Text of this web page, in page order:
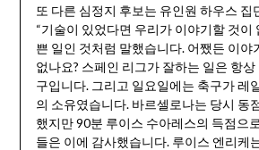
또 다른 심정지 후보는 유인원 하우스 집
“기술이 있었다면 우리가 이야기할 것이
쁜 일인 것처럼 말했습니다. 어쨌든 이야
없나요? 스페인 리그가 잘하는 일은 항
구입니다. 그리고 일요일에는 축구가 레
의 소유였습니다. 바르셀로나는 당시 동
했지만 90분 루이스 수아레스의 득점으
들은 이에 감사했습니다. 루이스 엔리케